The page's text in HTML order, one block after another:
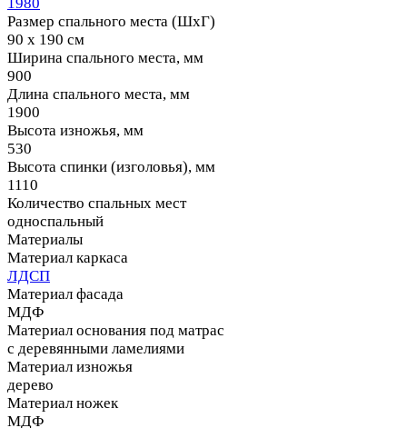
Размер спального места (ШхГ)
90 х 190 см
Ширина спального места, мм
900
Длина спального места, мм
1900
Высота изножья, мм
530
Высота спинки (изголовья), мм
1110
Количество спальных мест
односпальный
Материалы
Материал каркаса
ЛДСП
Материал фасада
МДФ
Материал основания под матрас
с деревянными ламелиями
Материал изножья
дерево
Материал ножек
МДФ